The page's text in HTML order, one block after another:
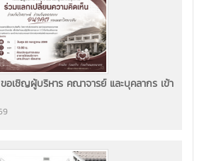
ขอเชิญผู้บริหาร คณาจารย์ และบุคลากร เข้า